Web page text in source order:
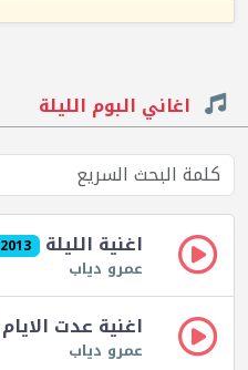
اغاني البوم الليلة
اغنية الليلة 2013
عمرو دياب
اغنية عدت الايام
عمرو دياب